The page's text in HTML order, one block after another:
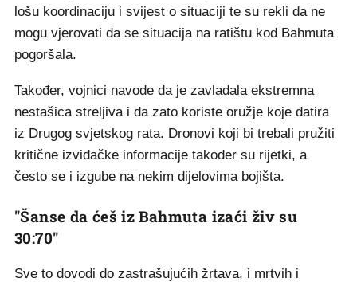
lošu koordinaciju i svijest o situaciji te su rekli da ne
mogu vjerovati da se situacija na ratištu kod Bahmuta
pogoršala.
Također, vojnici navode da je zavladala ekstremna
nestašica streljiva i da zato koriste oružje koje datira
iz Drugog svjetskog rata. Dronovi koji bi trebali pružiti
kritične izviđačke informacije također su rijetki, a
često se i izgube na nekim dijelovima bojišta.
"Šanse da ćeš iz Bahmuta izaći živ su
30:70"
Sve to dovodi do zastrašujućih žrtava, i mrtvih i